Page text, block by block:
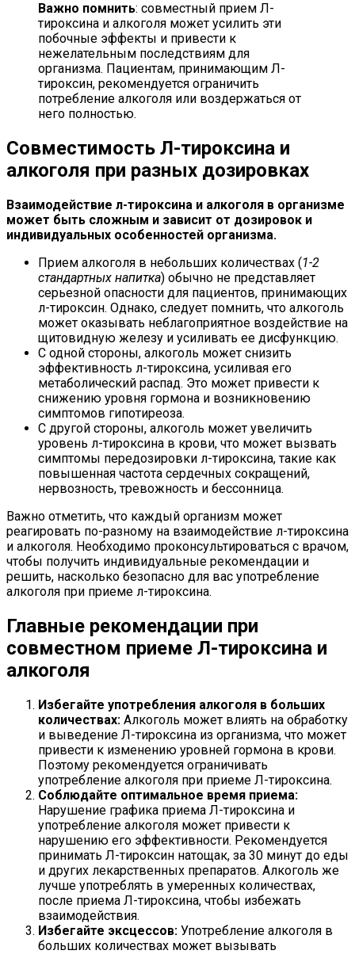
Важно помнить: совместный прием Л-
тироксина и алкоголя может усилить эти
побочные эффекты и привести к
нежелательным последствиям для
организма. Пациентам, принимающим Л-
тироксин, рекомендуется ограничить
потребление алкоголя или воздержаться от
него полностью.
Совместимость Л-тироксина и
алкоголя при разных дозировках
Взаимодействие л-тироксина и алкоголя в организме
может быть сложным и зависит от дозировок и
индивидуальных особенностей организма.
Прием алкоголя в небольших количествах (1-2
стандартных напитка) обычно не представляет
серьезной опасности для пациентов, принимающих
л-тироксин. Однако, следует помнить, что алкоголь
может оказывать неблагоприятное воздействие на
щитовидную железу и усиливать ее дисфункцию.
С одной стороны, алкоголь может снизить
эффективность л-тироксина, усиливая его
метаболический распад. Это может привести к
снижению уровня гормона и возникновению
симптомов гипотиреоза.
С другой стороны, алкоголь может увеличить
уровень л-тироксина в крови, что может вызвать
симптомы передозировки л-тироксина, такие как
повышенная частота сердечных сокращений,
нервозность, тревожность и бессонница.
Важно отметить, что каждый организм может
реагировать по-разному на взаимодействие л-тироксина
и алкоголя. Необходимо проконсультироваться с врачом,
чтобы получить индивидуальные рекомендации и
решить, насколько безопасно для вас употребление
алкоголя при приеме л-тироксина.
Главные рекомендации при
совместном приеме Л-тироксина и
алкоголя
Избегайте употребления алкоголя в больших
количествах: Алкоголь может влиять на обработку
и выведение Л-тироксина из организма, что может
привести к изменению уровней гормона в крови.
Поэтому рекомендуется ограничивать
употребление алкоголя при приеме Л-тироксина.
Соблюдайте оптимальное время приема:
Нарушение графика приема Л-тироксина и
употребление алкоголя может привести к
нарушению его эффективности. Рекомендуется
принимать Л-тироксин натощак, за 30 минут до еды
и других лекарственных препаратов. Алкоголь же
лучше употреблять в умеренных количествах,
после приема Л-тироксина, чтобы избежать
взаимодействия.
Избегайте эксцессов: Употребление алкоголя в
больших количествах может вызывать